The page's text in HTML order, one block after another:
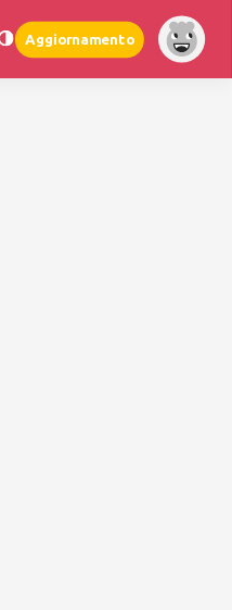
Aggiornamento